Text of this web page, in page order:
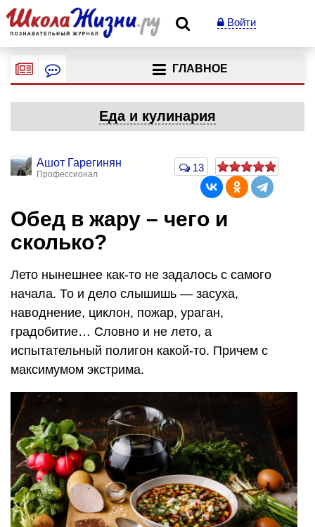
Войти
ГЛАВНОЕ
Еда и кулинария
Ашот Гарегинян
Профессионал
13
Обед в жару – чего и
сколько?
Лето нынешнее как-то не задалось с самого
начала. То и дело слышишь — засуха,
наводнение, циклон, пожар, ураган,
градобитие… Словно и не лето, а
испытательный полигон какой-то. Причем с
максимумом экстрима.